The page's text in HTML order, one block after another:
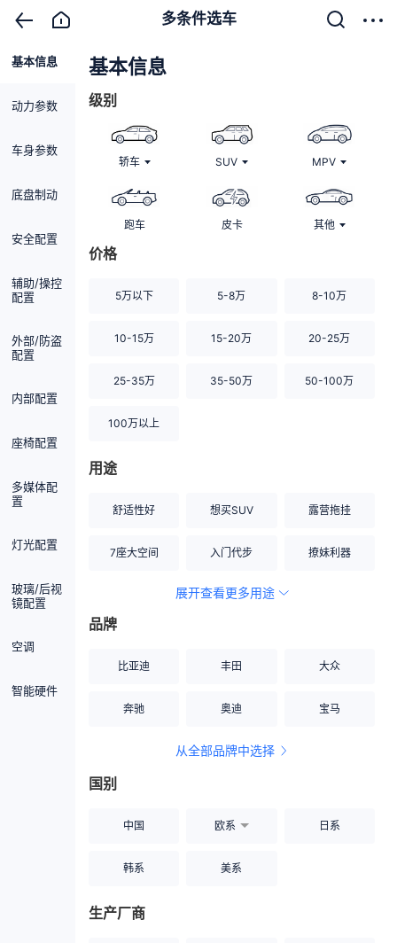
多条件选车
基本信息
动力参数
车身参数
底盘制动
安全配置
辅助/操控
配置
外部/防盗
配置
内部配置
座椅配置
多媒体配
置
灯光配置
玻璃/后视
镜配置
空调
智能硬件
基本信息
级别
轿车 SUV MPV
跑车 皮卡 其他
价格
5万以下 5-8万 8-10万
10-15万 15-20万 20-25万
25-35万 35-50万 50-100万
100万以上
用途
舒适性好 想买SUV 露营拖挂
7座大空间 入门代步 撩妹利器
空间宽敞
展开查看更多用途
品牌
比亚迪 丰田 大众
奔驰 奥迪 宝马
从全部品牌中选择
国别
中国 欧系 日系
韩系 美系
生产厂商